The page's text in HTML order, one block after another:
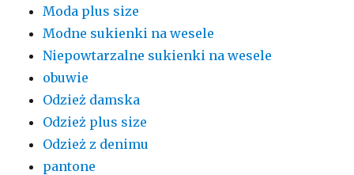
Moda plus size
Modne sukienki na wesele
Niepowtarzalne sukienki na wesele
obuwie
Odzież damska
Odzież plus size
Odzież z denimu
pantone